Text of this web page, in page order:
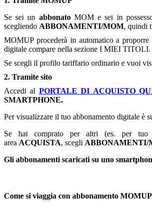
Se sei un abbonatoMOM e sei in
scegliendo ABBONAMENTI/MOM, quindi
MOMUP procederà in automatico a
digitale compare nella sezione I MIEI TITOLI.
Se scegli il profilo tariffario ordinario e vuoi
2. Tramite sito
Accedi al PORTALE DI ACQUISTO
SMARTPHONE.
Per visualizzare il tuo abbonamento digitale è
Se hai comprato per altri (es. per tuo
area ACQUISTA, scegli ABBONAMENTI/
Gli abbonamenti scaricati su uno
Come si viaggia con abbonamento MOMUP